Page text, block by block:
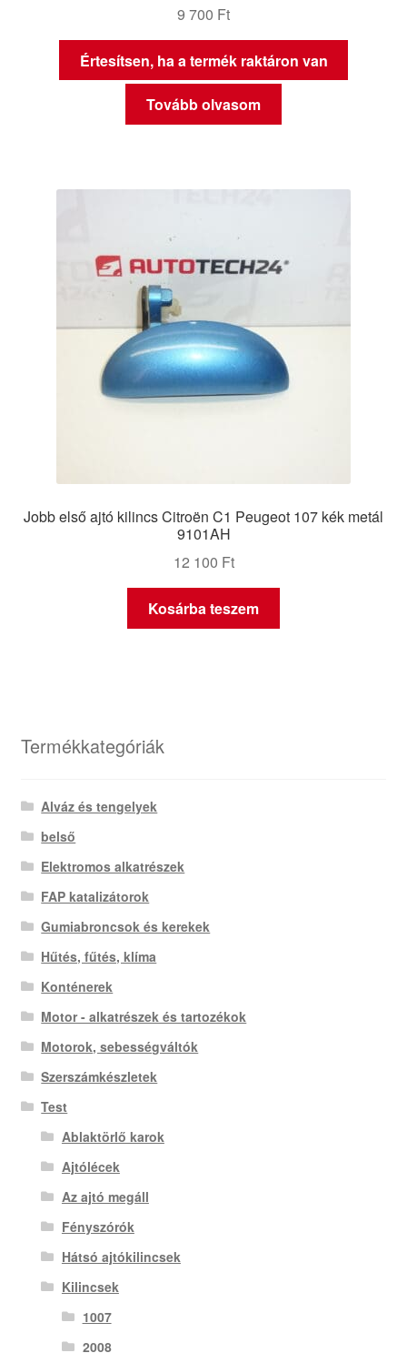
9 700 Ft
Értesítsen, ha a termék raktáron van
Tovább olvasom
Jobb első ajtó kilincs Citroën C1 Peugeot 107 kék metál
9101AH
12 100 Ft
Kosárba teszem
Termékkategóriák
Alváz és tengelyek
belső
Elektromos alkatrészek
FAP katalizátorok
Gumiabroncsok és kerekek
Hűtés, fűtés, klíma
Konténerek
Motor - alkatrészek és tartozékok
Motorok, sebességváltók
Szerszámkészletek
Test
Ablaktörlő karok
Ajtólécek
Az ajtó megáll
Fényszórók
Hátsó ajtókilincsek
Kilincsek
1007
2008